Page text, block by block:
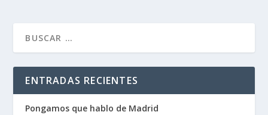
ENTRADAS RECIENTES
Pongamos que hablo de Madrid